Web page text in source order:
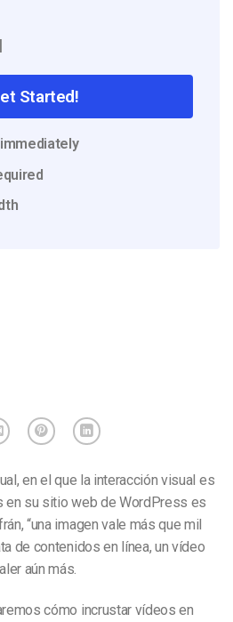
Started!
en el que la interacción visual es
en su sitio web de WordPress es
“una imagen vale más que mil
de contenidos en línea, un vídeo
aún más.
cómo incrustar vídeos en